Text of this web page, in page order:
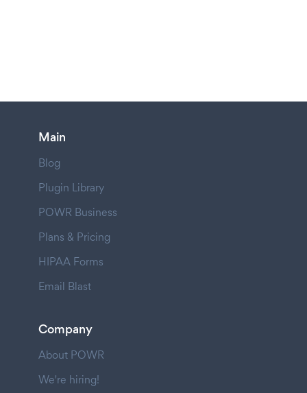
Main
Blog
Plugin Library
POWR Business
Plans & Pricing
HIPAA Forms
Email Blast
Company
About POWR
We're hiring!